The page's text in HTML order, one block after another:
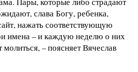
слава Богу, ребенка,
нажать соответствующую
имена – и каждую неделю о них
– поясняет Вячеслав